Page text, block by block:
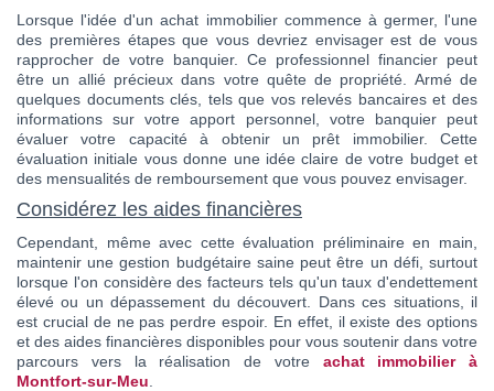
Lorsque l'idée d'un achat immobilier commence à germer, l'une
des premières étapes que vous devriez envisager est de vous
rapprocher de votre banquier. Ce professionnel financier peut
être un allié précieux dans votre quête de propriété. Armé de
quelques documents clés, tels que vos relevés bancaires et des
informations sur votre apport personnel, votre banquier peut
évaluer votre capacité à obtenir un prêt immobilier. Cette
évaluation initiale vous donne une idée claire de votre budget et
des mensualités de remboursement que vous pouvez envisager.
Considérez les aides financières
Cependant, même avec cette évaluation préliminaire en main,
maintenir une gestion budgétaire saine peut être un défi, surtout
lorsque l'on considère des facteurs tels qu'un taux d'endettement
élevé ou un dépassement du découvert. Dans ces situations, il
est crucial de ne pas perdre espoir. En effet, il existe des options
et des aides financières disponibles pour vous soutenir dans votre
parcours vers la réalisation de votre achat immobilier à
Montfort-sur-Meu